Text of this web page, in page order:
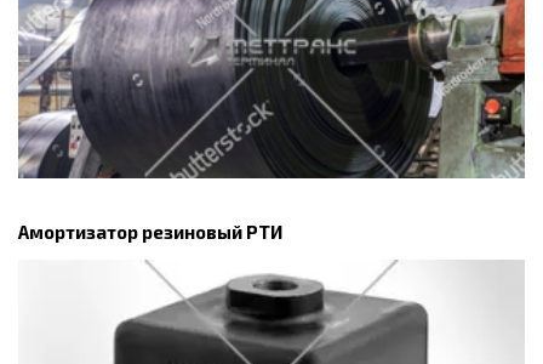
Амортизатор резиновый РТИ